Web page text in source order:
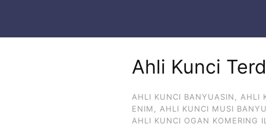
Ahli Kunci
AHLI KUNCI BANYUASIN AHLI
ENIM
AHLI KUNCI MUSI
AHLI KUNCI OGAN KOMERING